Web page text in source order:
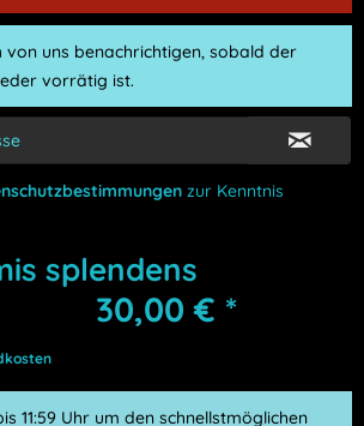
von uns benachrichtigen, sobald der
vorrätig ist.
zur Kenntnis
splendens
30,00 € *
11:59 Uhr um den schnellstmöglichen